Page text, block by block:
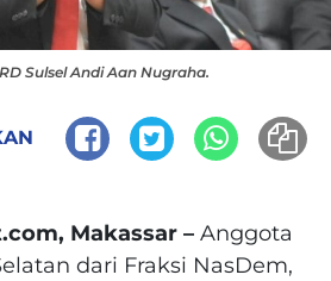
Sulsel Andi Aan Nugraha.
Makassar – Anggota
dari Fraksi NasDem,